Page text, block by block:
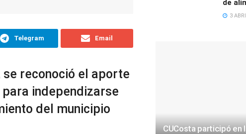
Telegram Email
se reconoció el aporte
independizarse
del municipio
de
3
CUCosta participó en